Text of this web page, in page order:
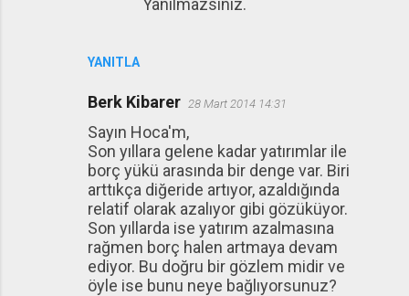
YANITLA
Yanılmazsınız.
Berk Kibarer 28 Mart 2014 14:31
Sayın Hoca'm,
Son yıllara gelene kadar yatırımlar ile
borç yükü arasında bir denge var. Biri
arttıkça diğeride artıyor, azaldığında
relatif olarak azalıyor gibi gözüküyor.
Son yıllarda ise yatırım azalmasına
rağmen borç halen artmaya devam
ediyor. Bu doğru bir gözlem midir ve
öyle ise bunu neye bağlıyorsunuz?